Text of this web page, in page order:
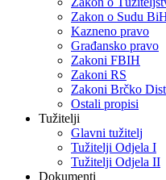
Zakon o Sudu
Kazneno pravo
Građansko pravo
Zakoni FBIH
Zakoni RS
Zakoni Brčko
Ostali propisi
Tužitelji
Glavni tužitelj
Tužitelji Odjela I
Tužitelji Odjela II
Dokumenti